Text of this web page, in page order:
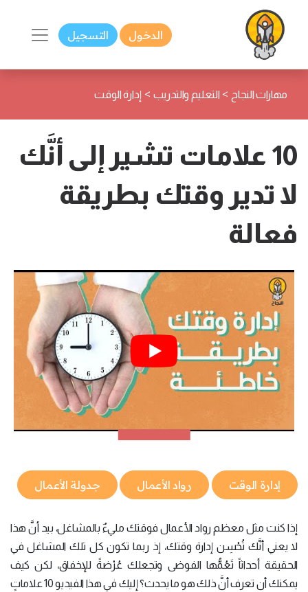
الدخول التسجيل
مهارات النجاح > التعليم والتدريب > إدارة الوقت
10 علامات تشير إلى أنَّك
لا تدير وقتك بطريقة
فعالة
إدارة الوقت رواد الأعمال جدولة الأعمال
إذا كنت مثل معظم رواد الأعمال فوقتك مليءٌ بالمشاغل، بيد أنَّ هذا
لا يعني أنَّك تُحْسِن إدارة وقتك، إذ ربما تكون كل تلك المشاغل في
الحقيقة أحداثاً تَعُمُّها الفوضى وتجعلك عُرْضةً للإخفاق، لكن كيف
يمكنك أن تعرف أنَّ ذلك هو ما يحدث؟ إليك في هذا الفيديو 10 علاماتٍ